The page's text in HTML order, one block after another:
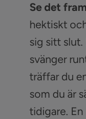
Se det
hektiskt
sig sitt
svänger
träffar du
som du är
tidigare.